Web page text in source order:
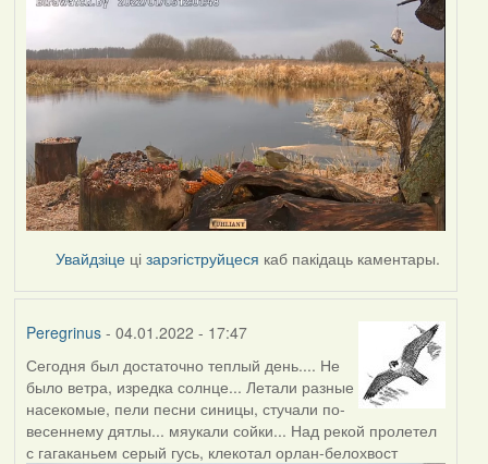
Увайдзіце цізарэгіструйцеся каб пакідаць каментары.
Peregrinus- 04.01.2022 - 17:47
Сегодня был достаточно теплый день.... Не
было ветра, изредка солнце... Летали разные
насекомые, пели песни синицы, стучали по-
весеннему дятлы... мяукали сойки... Над рекой пролетел
с гагаканьем серый гусь, клекотал орлан-белохвост